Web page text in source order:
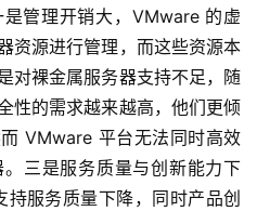
管理开销大，VMware 的虚
资源进行管理，而这些资源本
对裸金属服务器支持不足，随
性的需求越来越高，他们更倾
VMware 平台无法同时高效
三是服务质量与创新能力下
服务质量下降，同时产品创